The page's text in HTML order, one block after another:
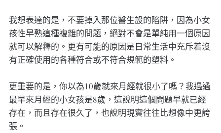
我想表達的是，不要掉入那位醫生設的陷阱，因為小女
孩性早熟這種複雜的問題，絕對不會是單純用一個原因
就可以解釋的。更有可能的原因是日常生活中充斥着沒
有正確使用的各種符合或不符合規範的塑料。
更重要的是，你以為10歲就來月經就很小了嗎？我遇過
最早來月經的小女孩是8歲，這說明這個問題早就已經
存在，而且存在很久了，也說明現實往往比想像中更誇
張。